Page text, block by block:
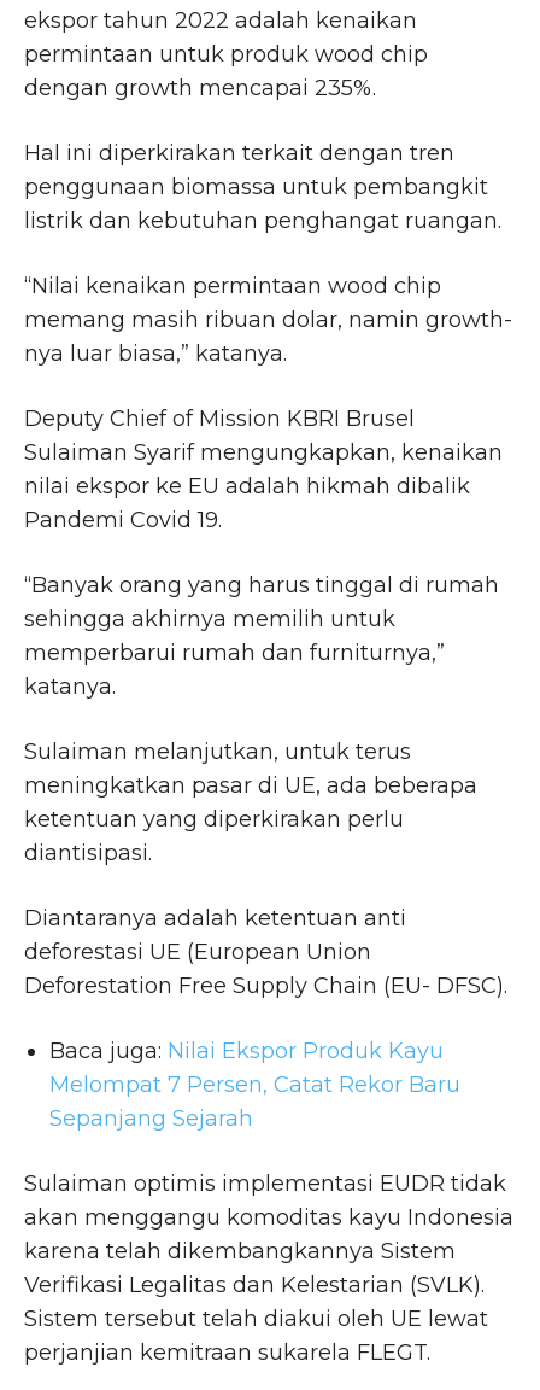
ekspor tahun 2022 adalah kenaikan
permintaan untuk produk wood chip
dengan growth mencapai 235%.
Hal ini diperkirakan terkait dengan tren
penggunaan biomassa untuk pembangkit
listrik dan kebutuhan penghangat ruangan.
“Nilai kenaikan permintaan wood chip
memang masih ribuan dolar, namin growth-
nya luar biasa,” katanya.
Deputy Chief of Mission KBRI Brusel
Sulaiman Syarif mengungkapkan, kenaikan
nilai ekspor ke EU adalah hikmah dibalik
Pandemi Covid 19.
“Banyak orang yang harus tinggal di rumah
sehingga akhirnya memilih untuk
memperbarui rumah dan furniturnya,”
katanya.
Sulaiman melanjutkan, untuk terus
meningkatkan pasar di UE, ada beberapa
ketentuan yang diperkirakan perlu
diantisipasi.
Diantaranya adalah ketentuan anti
deforestasi UE (European Union
Deforestation Free Supply Chain (EU- DFSC).
Baca juga: Nilai Ekspor Produk Kayu
Melompat 7 Persen, Catat Rekor Baru
Sepanjang Sejarah
Sulaiman optimis implementasi EUDR tidak
akan menggangu komoditas kayu Indonesia
karena telah dikembangkannya Sistem
Verifikasi Legalitas dan Kelestarian (SVLK).
Sistem tersebut telah diakui oleh UE lewat
perjanjian kemitraan sukarela FLEGT.